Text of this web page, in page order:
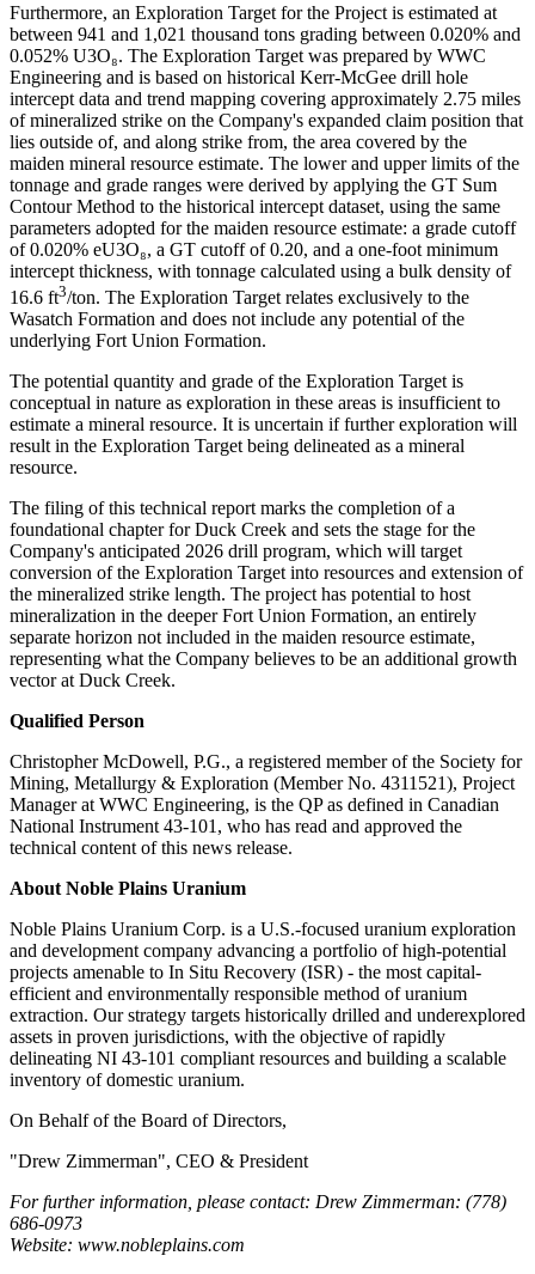
Furthermore, an Exploration Target for the Project is estimated at
between 941 and 1,021 thousand tons grading between 0.020% and
0.052% U3O₈. The Exploration Target was prepared by WWC
Engineering and is based on historical Kerr-McGee drill hole
intercept data and trend mapping covering approximately 2.75 miles
of mineralized strike on the Company's expanded claim position that
lies outside of, and along strike from, the area covered by the
maiden mineral resource estimate. The lower and upper limits of the
tonnage and grade ranges were derived by applying the GT Sum
Contour Method to the historical intercept dataset, using the same
parameters adopted for the maiden resource estimate: a grade cutoff
of 0.020% eU3O₈, a GT cutoff of 0.20, and a one-foot minimum
intercept thickness, with tonnage calculated using a bulk density of
16.6 ft3/ton. The Exploration Target relates exclusively to the
Wasatch Formation and does not include any potential of the
underlying Fort Union Formation.
The potential quantity and grade of the Exploration Target is
conceptual in nature as exploration in these areas is insufficient to
estimate a mineral resource. It is uncertain if further exploration will
result in the Exploration Target being delineated as a mineral
resource.
The filing of this technical report marks the completion of a
foundational chapter for Duck Creek and sets the stage for the
Company's anticipated 2026 drill program, which will target
conversion of the Exploration Target into resources and extension of
the mineralized strike length. The project has potential to host
mineralization in the deeper Fort Union Formation, an entirely
separate horizon not included in the maiden resource estimate,
representing what the Company believes to be an additional growth
vector at Duck Creek.
Qualified Person
Christopher McDowell, P.G., a registered member of the Society for
Mining, Metallurgy & Exploration (Member No. 4311521), Project
Manager at WWC Engineering, is the QP as defined in Canadian
National Instrument 43-101, who has read and approved the
technical content of this news release.
About Noble Plains Uranium
Noble Plains Uranium Corp. is a U.S.-focused uranium exploration
and development company advancing a portfolio of high-potential
projects amenable to In Situ Recovery (ISR) - the most capital-
efficient and environmentally responsible method of uranium
extraction. Our strategy targets historically drilled and underexplored
assets in proven jurisdictions, with the objective of rapidly
delineating NI 43-101 compliant resources and building a scalable
inventory of domestic uranium.
On Behalf of the Board of Directors,
"Drew Zimmerman", CEO & President
For further information, please contact: Drew Zimmerman: (778)
686-0973
Website: www.nobleplains.com